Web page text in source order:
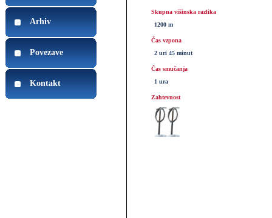
Arhiv
Povezave
Kontakt
Skupna višinska razlika
1200 m
Čas vzpona
2 uri 45 minut
Čas smučanja
1 ura
Zahtevnost